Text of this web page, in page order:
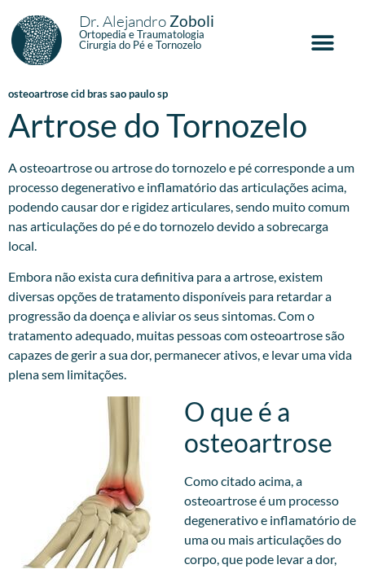
Dr. Alejandro Zoboli
Ortopedia e Traumatologia
Cirurgia do Pé e Tornozelo
osteoartrose cid bras sao paulo sp
Artrose do Tornozelo
A osteoartrose ou artrose do tornozelo e pé corresponde a um
processo degenerativo e inflamatório das articulações acima,
podendo causar dor e rigidez articulares, sendo muito comum
nas articulações do pé e do tornozelo devido a sobrecarga
local.
Embora não exista cura definitiva para a artrose, existem
diversas opções de tratamento disponíveis para retardar a
progressão da doença e aliviar os seus sintomas. Com o
tratamento adequado, muitas pessoas com osteoartrose são
capazes de gerir a sua dor, permanecer ativos, e levar uma vida
plena sem limitações.
O que é a
osteoartrose
Como citado acima, a
osteoartrose é um processo
degenerativo e inflamatório de
uma ou mais articulações do
corpo, que pode levar a dor,